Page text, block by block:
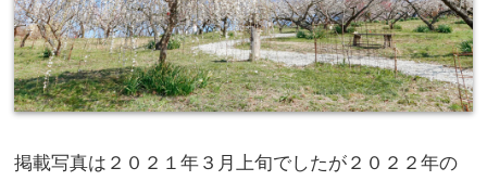
掲載写真は２０２１年３月上旬でしたが２０２２年の